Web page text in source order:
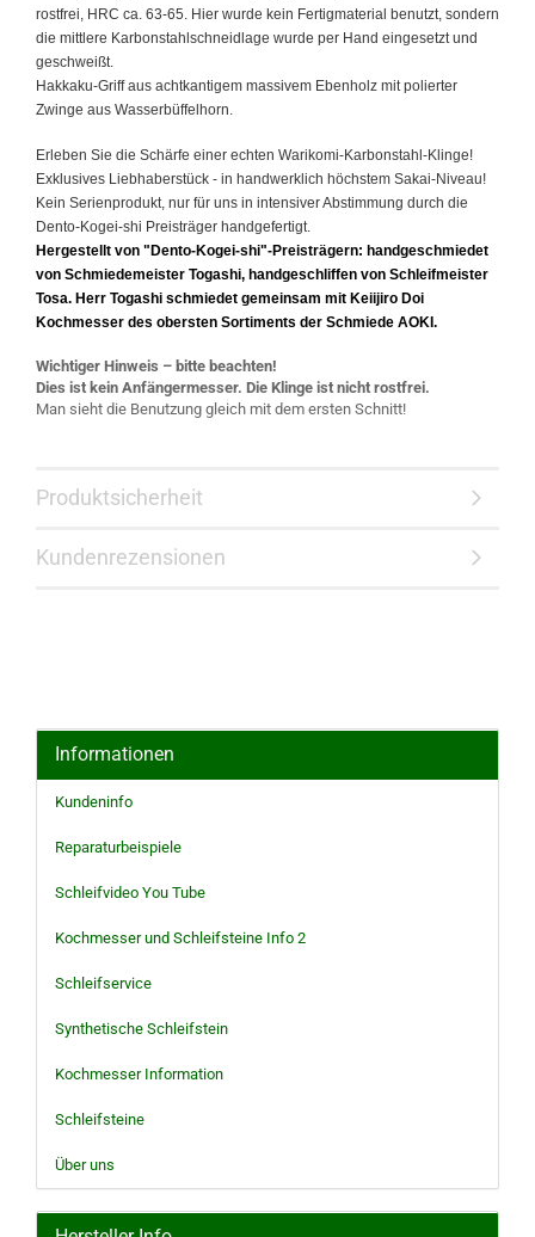
rostfrei, HRC ca. 63-65. Hier wurde kein Fertigmaterial benutzt, sondern
die mittlere Karbonstahlschneidlage wurde per Hand eingesetzt und
geschweißt.
Hakkaku-Griff aus achtkantigem massivem Ebenholz mit polierter
Zwinge aus Wasserbüffelhorn.
Erleben Sie die Schärfe einer echten Warikomi-Karbonstahl-Klinge!
Exklusives Liebhaberstück - in handwerklich höchstem Sakai-Niveau!
Kein Serienprodukt, nur für uns in intensiver Abstimmung durch die
Dento-Kogei-shi Preisträger handgefertigt.
Hergestellt von "Dento-Kogei-shi"-Preisträgern: handgeschmiedet
von Schmiedemeister Togashi, handgeschliffen von Schleifmeister
Tosa. Herr Togashi schmiedet gemeinsam mit Keiijiro Doi
Kochmesser des obersten Sortiments der Schmiede AOKI.
Wichtiger Hinweis – bitte beachten!
Dies ist kein Anfängermesser. Die Klinge ist nicht rostfrei.
Man sieht die Benutzung gleich mit dem ersten Schnitt!
Produktsicherheit
Kundenrezensionen
Informationen
Kundeninfo
Reparaturbeispiele
Schleifvideo You Tube
Kochmesser und Schleifsteine Info 2
Schleifservice
Synthetische Schleifstein
Kochmesser Information
Schleifsteine
Über uns